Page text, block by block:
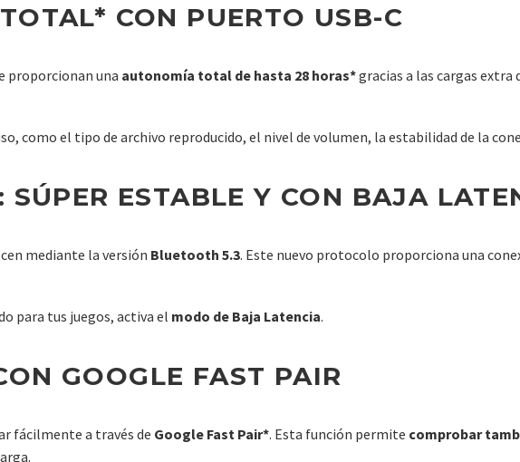
CON PUERTO USB-C
proporcionan una autonomía total de hasta 28 horas*gracias a las cargas extra
como el tipo de archivo reproducido, el nivel de volumen, la estabilidad de la
ESTABLE Y CON BAJA
mediante la versión Bluetooth 5.3. Este nuevo protocolo proporciona una
para tus juegos, activa el modo de Baja Latencia.
GOOGLE FAST PAIR
fácilmente a través de Google Fast Pair*. Esta función permite comprobar